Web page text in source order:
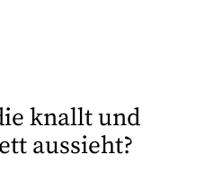
knallt und
aussieht?